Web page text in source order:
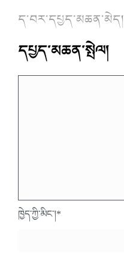
ད་བར་དཔྱད་མཆན་མེད།
དཔྱད་མཆན་སྤེལ།
ཁྱེད་ཀྱི་མིང་།*